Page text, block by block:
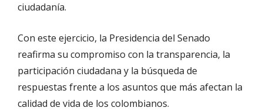
ciudadanía.
Con este ejercicio, la Presidencia del Senado
reafirma su compromiso con la transparencia, la
participación ciudadana y la búsqueda de
respuestas frente a los asuntos que más afectan la
calidad de vida de los colombianos.